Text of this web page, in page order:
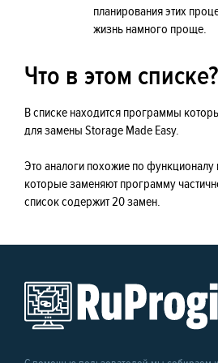
планирования этих
жизнь намного проще.
Что в этом списке?
В списке находится программы
для замены Storage Made Easy.
Это аналоги похожие по функционалу
которые заменяют программу
список содержит 20 замен.